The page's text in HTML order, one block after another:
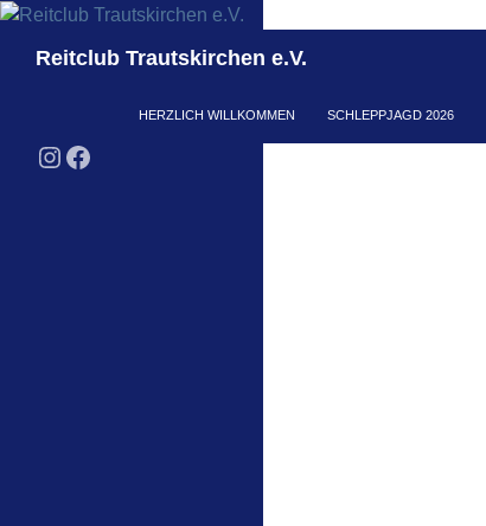
Zum
springenReitclub Trautskirchen e.V.
HERZLICH WILLKOMMEN SCHLEPPJAGD 2026
Instagram
Facebook